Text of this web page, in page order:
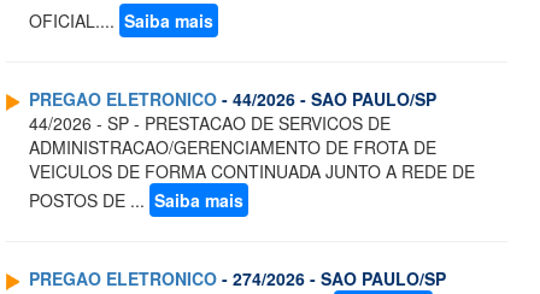
OFICIAL.... Saiba mais
PREGAO ELETRONICO - 44/2026 - SAO PAULO/SP
44/2026 - SP - PRESTACAO DE SERVICOS DE
ADMINISTRACAO/GERENCIAMENTO DE FROTA DE
VEICULOS DE FORMA CONTINUADA JUNTO A REDE DE
POSTOS DE ... Saiba mais
PREGAO ELETRONICO - 274/2026 - SAO PAULO/SP